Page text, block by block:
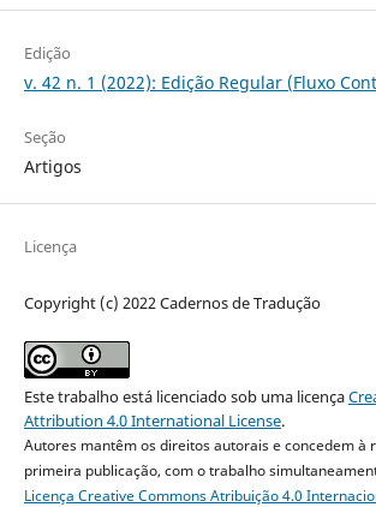
Edição
v. 42 n. 1 (2022): Edição Regular (Fluxo
Seção
Artigos
Licença
Copyright (c) 2022 Cadernos de Tradução
Este trabalho está licenciado sob uma licença
Attribution 4.0 International License.
Autores mantêm os direitos autorais e concedem à
primeira publicação, com o trabalho
Licença Creative Commons Atribuição 4.0